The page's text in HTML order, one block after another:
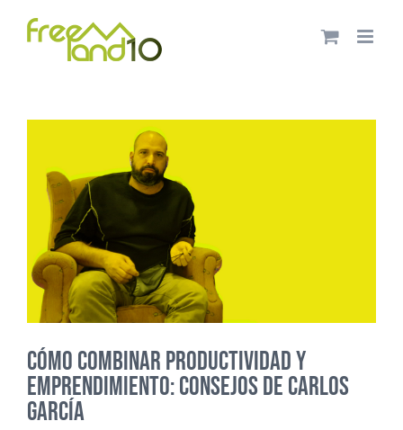
CÓMO COMBINAR PRODUCTIVIDAD Y
EMPRENDIMIENTO: CONSEJOS DE CARLOS
GARCÍA